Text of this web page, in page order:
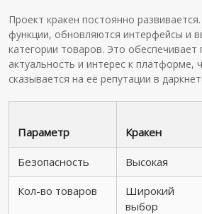
Проект кракен постоянно
функции, обновляются интерфейсы и
категории товаров. Это обеспечивает
актуальность и интерес к платформе,
сказывается на её репутации в
Параметр Кракен
Безопасность Высокая
Кол-во товаров
Широкий
выбор